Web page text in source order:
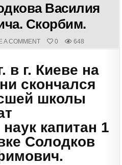
Василия
Скорбим.
A COMMENTON
ПОМНИМ
ТРОФИМОВИЧА.
СКОРБИМ.
0 648
в г. Киеве на
скончался
школы
капитан 1
Солодков